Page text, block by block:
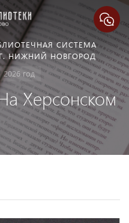
СИСТЕМА
НИЖНИЙ НОВГОРОД
2026 год
Херсонском